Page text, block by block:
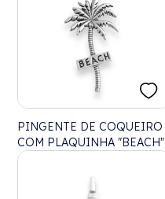
PINGENTE DE COQUEIRO
COM PLAQUINHA "BEACH"